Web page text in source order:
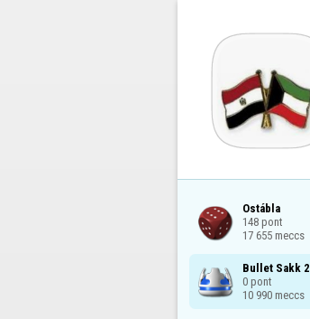
Ostábla
148 pont
17 655 meccs
Bullet Sakk 2
0 pont
10 990 meccs